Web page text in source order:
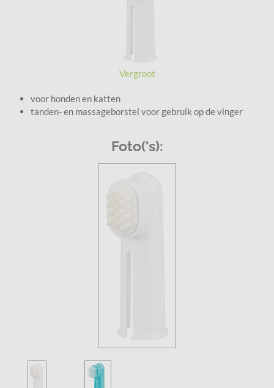
Vergroot
voor honden en katten
tanden- en massageborstel voor gebruik op de vinger
Foto('s):